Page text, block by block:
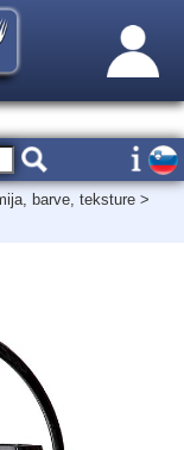
barve, teksture >